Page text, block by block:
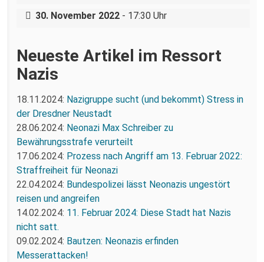
30. November 2022 - 17:30 Uhr
Neueste Artikel im Ressort
Nazis
18.11.2024: Nazigruppe sucht (und bekommt) Stress in
der Dresdner Neustadt
28.06.2024: Neonazi Max Schreiber zu
Bewährungsstrafe verurteilt
17.06.2024: Prozess nach Angriff am 13. Februar 2022:
Straffreiheit für Neonazi
22.04.2024: Bundespolizei lässt Neonazis ungestört
reisen und angreifen
14.02.2024: 11. Februar 2024: Diese Stadt hat Nazis
nicht satt.
09.02.2024: Bautzen: Neonazis erfinden
Messerattacken!